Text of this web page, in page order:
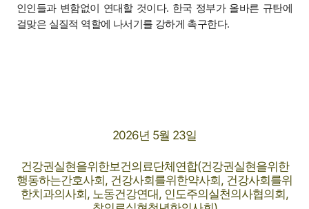
인인들과 변함없이 연대할 것이다. 한국 정부가 올바른 규탄에
걸맞은 실질적 역할에 나서기를 강하게 촉구한다.
2026년 5월 23일
건강권실현을위한보건의료단체연합(건강권실현을위한
행동하는간호사회, 건강사회를위한약사회, 건강사회를위
한치과의사회, 노동건강연대, 인도주의실천의사협의회,